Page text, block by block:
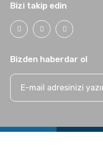
Bizi takip edin
Bizden haberdar ol